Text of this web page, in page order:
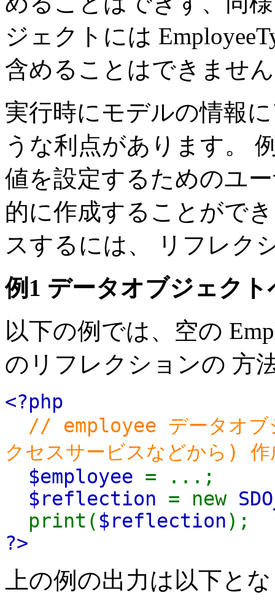
ジェクトには
含めることはできませ
実行時にモデルの情報
うな利点があります。
値を設定するためのユ
的に作成することがで
スするには、 リフレク
例1 データオブジェク
以下の例では、空の
のリフレクションの 方
<?php
// employee データオブ
クセスサービスなどから) 作
$employee = ...;
$reflection = new
print( $reflection);
?>
上の例の出力は以下と